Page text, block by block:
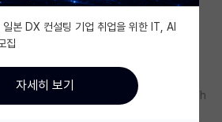
랩)
기 게시판
view/energyphotonics/h
일본 DX 컨설팅 기업 취업을 위한 IT, AI
집
자세히 보기